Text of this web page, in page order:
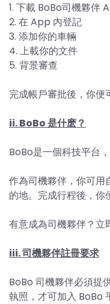
1. 下載 BoBo司機夥伴
2. 在 App 內登記
3. 添加你的車輛
4. 上載你的文件
5. 背景審查
完成帳戶審批後，你便
ii. BoBo 是什麽？
BoBo是一個科技平台
作為司機夥伴，你可用
的地。完成行程後，你
有意成為司機夥伴？立
iii. 司機夥伴註冊要求
BoBo 司機夥伴必須提
執照，才可加入 BoBo